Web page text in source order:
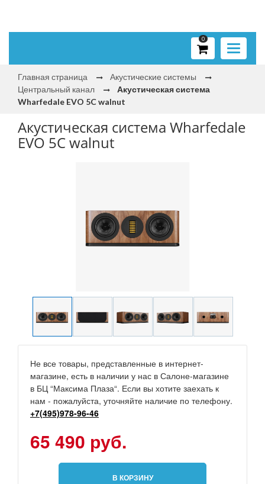
Toggle
0
Главная страница
Акустические системы
Центральный канал
Акустическая система
Wharfedale EVO 5C walnut
Акустическая система Wharfedale
EVO 5C walnut
Не все товары, представленные в интернет-
магазине, есть в наличии у нас в Салоне-магазине
в БЦ “Максима Плаза“. Если вы хотите заехать к
нам - пожалуйста, уточняйте наличие по телефону.
+7(495)978-96-46
65 490 руб.
В КОРЗИНУ